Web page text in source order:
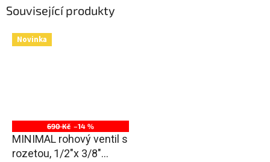
Související produkty
Novinka
690 Kč –14 %
MINIMAL rohový ventil s
rozetou, 1/2"x 3/8"